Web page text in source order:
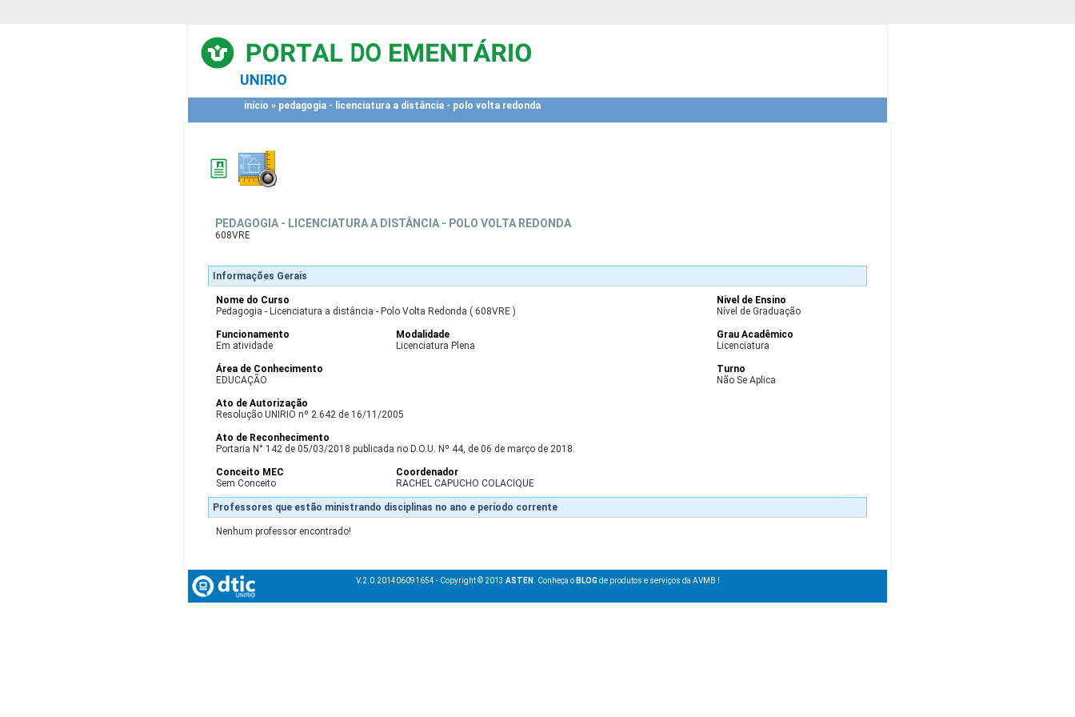
UNIRIO
início » pedagogia - licenciatura a distância - polo volta redonda
PEDAGOGIA - LICENCIATURA A DISTÂNCIA - POLO VOLTA REDONDA
608VRE
Informações Gerais
Nome do Curso
Pedagogia - Licenciatura a distância - Polo Volta Redonda ( 608VRE )
Nivel de Ensino
Nível de Graduação
Funcionamento
Em atividade
Modalidade
Licenciatura Plena
Grau Acadêmico
Licenciatura
Área de Conhecimento
EDUCAÇÃO
Turno
Não Se Aplica
Ato de Autorização
Resolução UNIRIO nº 2.642 de 16/11/2005
Ato de Reconhecimento
Portaria N° 142 de 05/03/2018 publicada no D.O.U. Nº 44, de 06 de março de 2018.
Conceito MEC
Sem Conceito
Coordenador
RACHEL CAPUCHO COLACIQUE
Professores que estão ministrando disciplinas no ano e período corrente
Nenhum professor encontrado!
V.2.0.201406091654 - Copyright © 2013 ASTEN . Conheça o BLOGde produtos e serviços da AVMB !